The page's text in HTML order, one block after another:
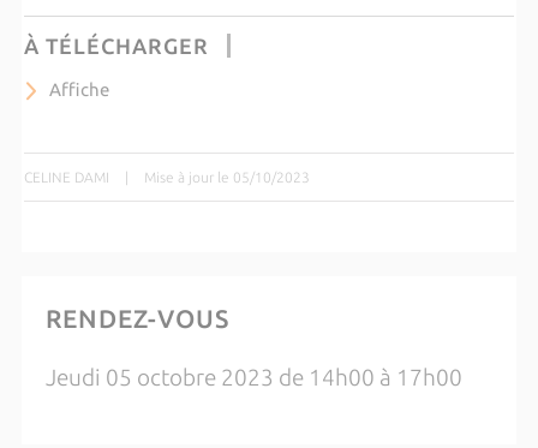
À TÉLÉCHARGER
Affiche
CELINE DAMI | Mise à jour le 05/10/2023
RENDEZ-VOUS
Jeudi 05 octobre 2023 de 14h00 à 17h00